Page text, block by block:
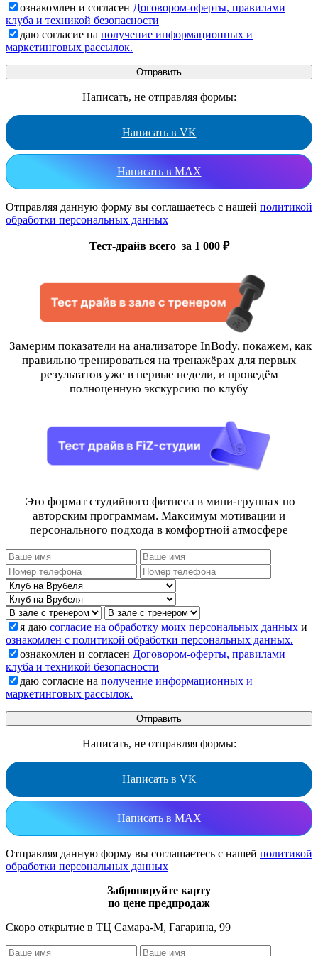
ознакомлен и согласен Договором-оферты, правилами
клуба и техникой безопасности
даю согласие на получение информационных и
маркетинговых рассылок.
Написать, не отправляя формы:
Написать в VK
Написать в MAX
Отправляя данную форму вы соглашаетесь с нашей политикой
обработки персональных данных
Тест-драйв всего за 1 000 ₽
Замерим показатели на анализаторе InBody, покажем, как
правильно тренироваться на тренажёрах для первых
результатов уже в первые недели, и проведём
полноценную экскурсию по клубу
Это формат студийного фитнеса в мини-группах по
авторским программам. Максимум мотивации и
персонального подхода в комфортной атмосфере
я даю согласие на обработку моих персональных данных и
ознакомлен с политикой обработки персональных данных.
ознакомлен и согласен Договором-оферты, правилами
клуба и техникой безопасности
даю согласие на получение информационных и
маркетинговых рассылок.
Написать, не отправляя формы:
Написать в VK
Написать в MAX
Отправляя данную форму вы соглашаетесь с нашей политикой
обработки персональных данных
Забронируйте карту
по цене предпродаж
Скоро открытие в ТЦ Самара-М, Гагарина, 99